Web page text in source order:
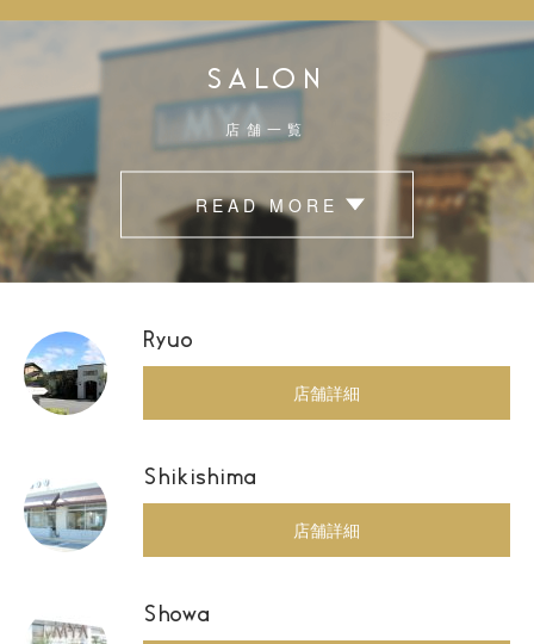
SALON
店舗一覧
READ MORE
Ryuo
店舗詳細
Shikishima
店舗詳細
Showa